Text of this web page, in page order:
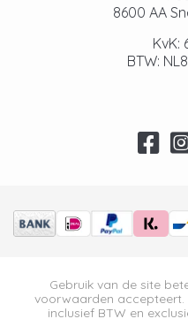
8600 AA
KvK:
BTW:
Gebruik van de site
voorwaarden accepteert.
inclusief BTW en